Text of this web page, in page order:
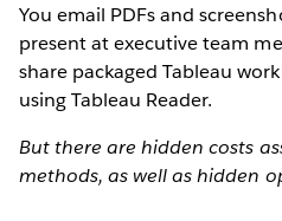
You email PDFs and
present at executive team
share packaged Tableau
using Tableau Reader.
But there are hidden costs
methods, as well as hidden